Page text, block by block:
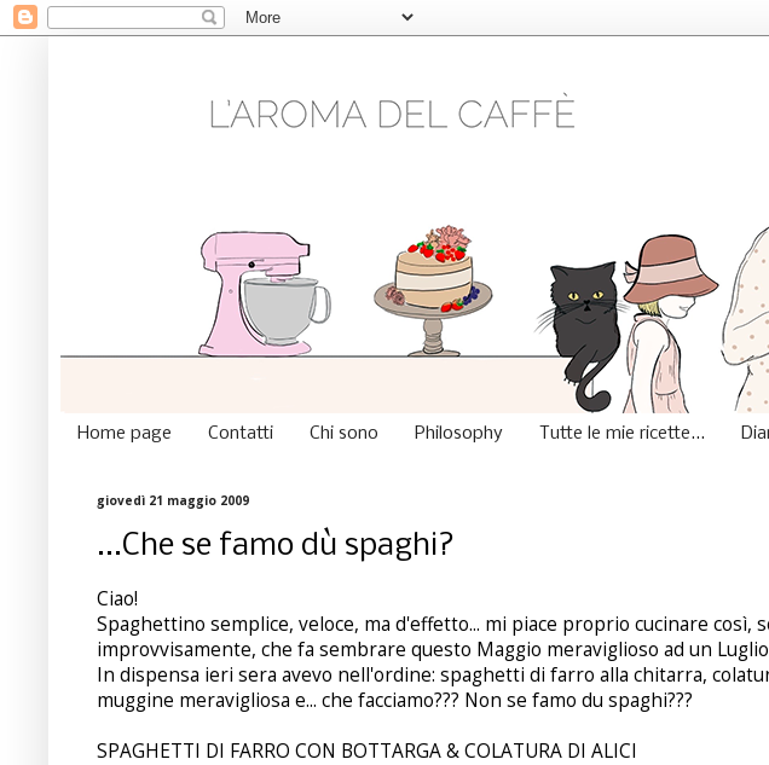
Home page Contatti Chi sono Philosophy Tutte le mie ricette...
giovedì 21 maggio 2009
...Che se famo dù spaghi?
Ciao!
Spaghettino semplice, veloce, ma d'effetto... mi piace proprio cucinare così,
improvvisamente, che fa sembrare questo Maggio meraviglioso ad un
In dispensa ieri sera avevo nell'ordine: spaghetti di farro alla chitarra,
muggine meravigliosa e... che facciamo??? Non se famo du spaghi???
SPAGHETTI DI FARRO CON BOTTARGA & COLATURA DI ALICI